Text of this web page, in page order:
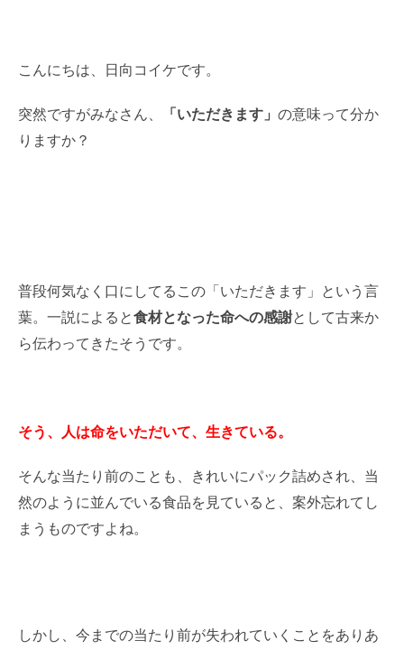
こんにちは、日向コイケです。
突然ですがみなさん、 「いただきます」 の意味って分か
りますか？
普段何気なく口にしてるこの「いただきます」という言
葉。一説によると食材となった命への感謝として古来か
ら伝わってきたそうです。
そう、人は命をいただいて、生きている。
そんな当たり前のことも、きれいにパック詰めされ、当
然のように並んでいる食品を見ていると、案外忘れてし
まうものですよね。
しかし、今までの当たり前が失われていくことをありあ